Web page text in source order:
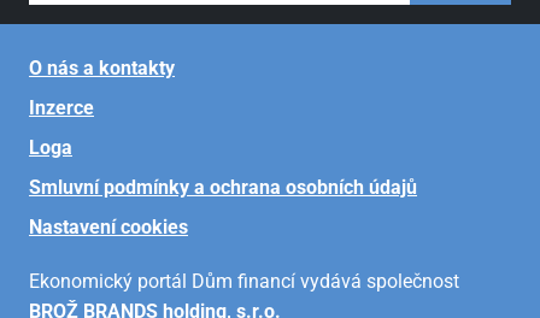
O nás a kontakty
Inzerce
Loga
Smluvní podmínky a ochrana osobních údajů
Nastavení cookies
Ekonomický portál Dům financí vydává společnost
BROŽ BRANDS holding, s.r.o.